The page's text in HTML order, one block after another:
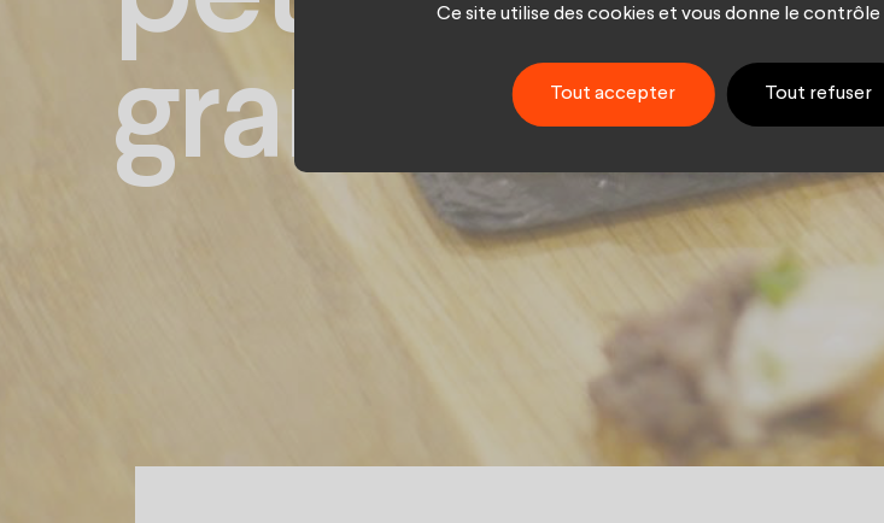
grandes
Ce site utilise des cookies et vous donne le
Tout accepter Tout refuser